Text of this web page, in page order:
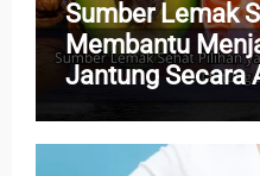
Sumber Lemak
Membantu
Jantung Secara